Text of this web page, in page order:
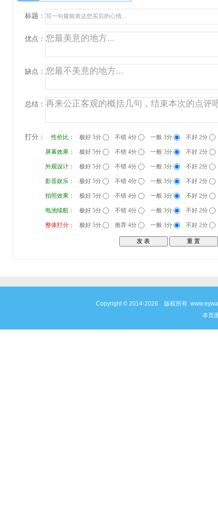
标题：
优点：
缺点：
总结：
打分： 性价比： 极好 5分 不错 4分 一般 3分 不好 2分
屏幕效果： 极好 5分 不错 4分 一般 3分 不好 2分
外观设计： 极好 5分 不错 4分 一般 3分 不好 2分
影音娱乐： 极好 5分 不错 4分 一般 3分 不好 2分
拍照效果： 极好 5分 不错 4分 一般 3分 不好 2分
电池续航： 极好 5分 不错 4分 一般 3分 不好 2分
整体打分： 极好 5分 推荐 4分 一般 3分 不好 2分
Copyright © 2014-2026 版权所有
本页